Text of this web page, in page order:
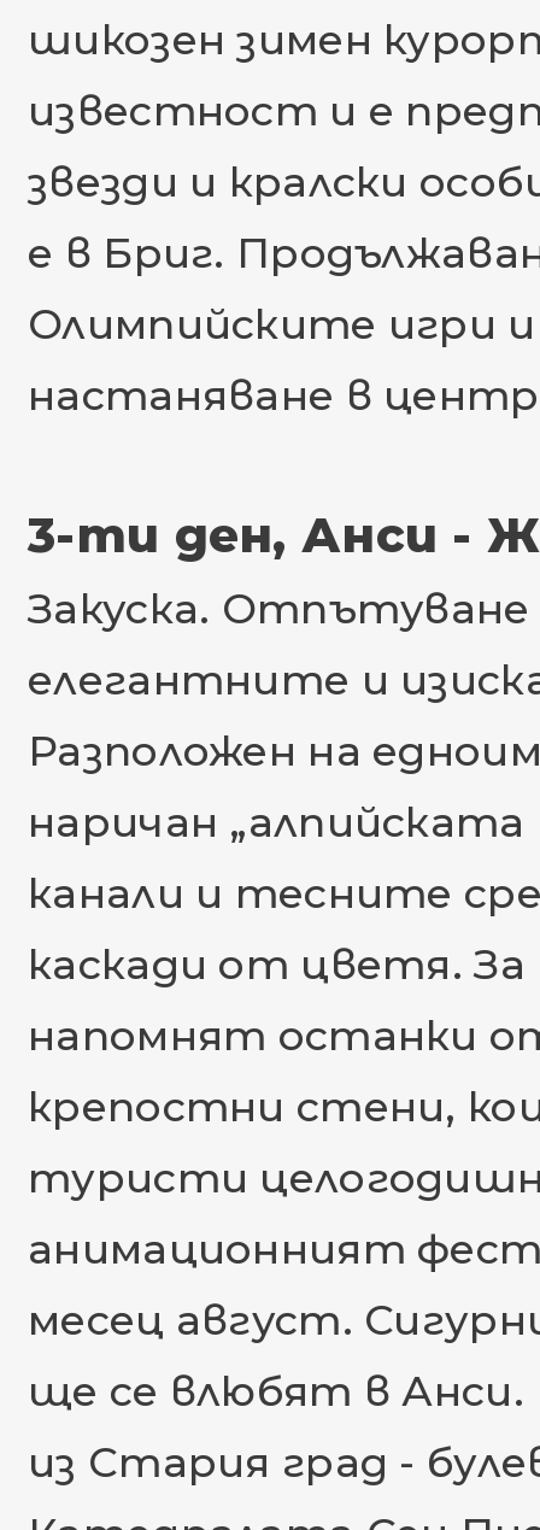
шикозен зимен
известност и е
звезди и кралски
е в Бриг.
Олимпийските игри
настаняване в
3-ти ден, Анси -
Закуска.
елегантните и
Разположен на
наричан
канали и тесните
каскади от цветя.
напомнят останки
крепостни стени,
туристи
анимационният
месец август.
ще се влюбят в Анси.
из Стария град -